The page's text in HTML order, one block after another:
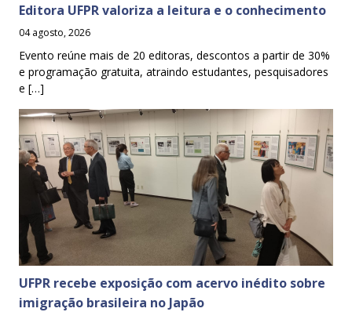
Editora UFPR valoriza a leitura e o conhecimento
04 agosto, 2026
Evento reúne mais de 20 editoras, descontos a partir de 30%
e programação gratuita, atraindo estudantes, pesquisadores
e […]
UFPR recebe exposição com acervo inédito sobre
imigração brasileira no Japão